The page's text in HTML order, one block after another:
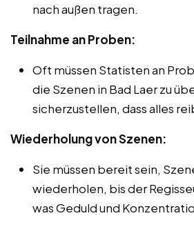
nach außen tragen.
Teilnahme an Proben:
Oft müssen Statisten an
die Szenen in Bad Laer zu
sicherzustellen, dass alles
Wiederholung von Szenen:
Sie müssen bereit sein,
wiederholen, bis der
was Geduld und